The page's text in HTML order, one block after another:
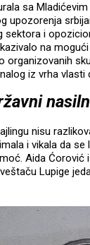
sa
upozorenja
i
na
iz vrha vlasti
nisu
i vikala da
Aida Ćorović
Lupige